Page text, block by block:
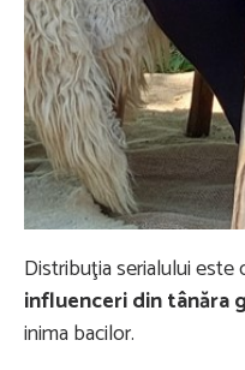
Distribuţia serialului
influenceri din tânăra
inima bacilor.